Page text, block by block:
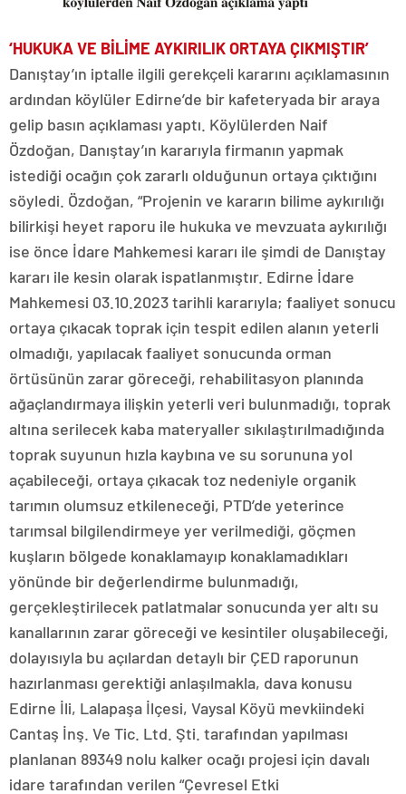
‘HUKUKA VE BİLİME AYKIRILIK ORTAYA ÇIKMIŞTIR’
Danıştay’ın iptalle ilgili gerekçeli kararını açıklamasının
ardından köylüler Edirne’de bir kafeteryada bir araya
gelip basın açıklaması yaptı. Köylülerden Naif
Özdoğan, Danıştay’ın kararıyla firmanın yapmak
istediği ocağın çok zararlı olduğunun ortaya çıktığını
söyledi. Özdoğan, “Projenin ve kararın bilime aykırılığı
bilirkişi heyet raporu ile hukuka ve mevzuata aykırılığı
ise önce İdare Mahkemesi kararı ile şimdi de Danıştay
kararı ile kesin olarak ispatlanmıştır. Edirne İdare
Mahkemesi 03.10.2023 tarihli kararıyla; faaliyet sonucu
ortaya çıkacak toprak için tespit edilen alanın yeterli
olmadığı, yapılacak faaliyet sonucunda orman
örtüsünün zarar göreceği, rehabilitasyon planında
ağaçlandırmaya ilişkin yeterli veri bulunmadığı, toprak
altına serilecek kaba materyaller sıkılaştırılmadığında
toprak suyunun hızla kaybına ve su sorununa yol
açabileceği, ortaya çıkacak toz nedeniyle organik
tarımın olumsuz etkileneceği, PTD’de yeterince
tarımsal bilgilendirmeye yer verilmediği, göçmen
kuşların bölgede konaklamayıp konaklamadıkları
yönünde bir değerlendirme bulunmadığı,
gerçekleştirilecek patlatmalar sonucunda yer altı su
kanallarının zarar göreceği ve kesintiler oluşabileceği,
dolayısıyla bu açılardan detaylı bir ÇED raporunun
hazırlanması gerektiği anlaşılmakla, dava konusu
Edirne İli, Lalapaşa İlçesi, Vaysal Köyü mevkiindeki
Cantaş İnş. Ve Tic. Ltd. Şti. tarafından yapılması
planlanan 89349 nolu kalker ocağı projesi için davalı
idare tarafından verilen “Çevresel Etki